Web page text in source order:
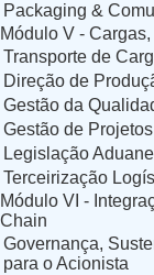
Packaging &
Módulo V -
Transporte de
Direção de
Gestão da
Gestão de Projetos
Legislação
Terceirização
Módulo VI -
Chain
Governança,
para o Acionista